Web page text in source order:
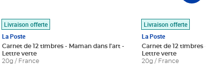
Livraison offerte
La Poste
Carnet de 12 timbres - Maman dans l'art -
Lettre verte
20g / France
Livraison offerte
La Poste
Carnet de 12 timbres - Le
Lettre verte
20g / France